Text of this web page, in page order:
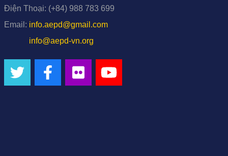
Điện Thoại: (+84) 988 783 699
Email: info.aepd@gmail.com
info@aepd-vn.org